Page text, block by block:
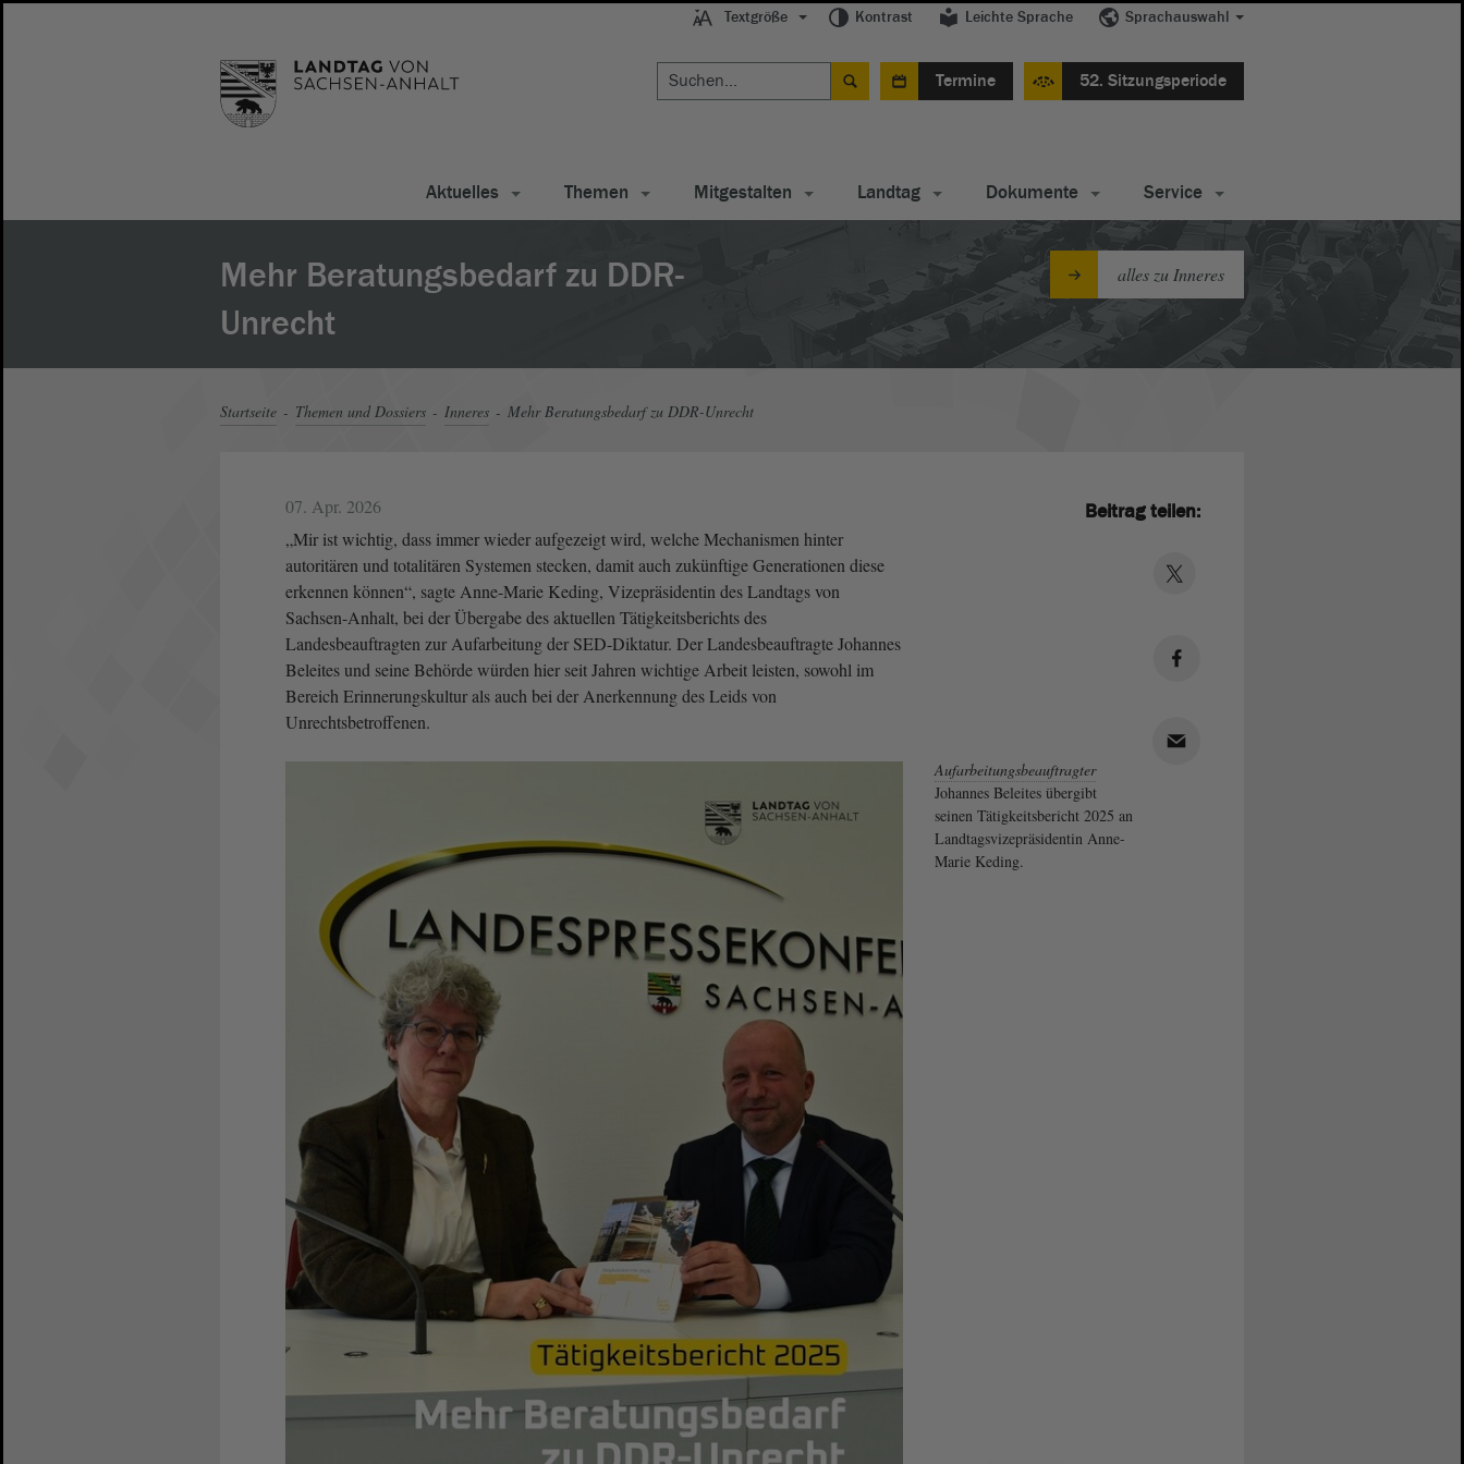
Textgröße Kontrast Leichte Sprache Sprachauswahl
Termine 52. Sitzungsperiode
Aktuelles Themen Mitgestalten Landtag Dokumente Service
Mehr Beratungsbedarf zu DDR-
Unrecht
alles zu Inneres
Startseite Themen und Dossiers Inneres Mehr Beratungsbedarf zu DDR-Unrecht
07. Apr. 2026
„Mir ist wichtig, dass immer wieder aufgezeigt wird, welche Mechanismen hinter
autoritären und totalitären Systemen stecken, damit auch zukünftige Generationen diese
erkennen können“, sagte Anne-Marie Keding, Vizepräsidentin des Landtags von
Sachsen-Anhalt, bei der Übergabe des aktuellen Tätigkeitsberichts des
Landesbeauftragten zur Aufarbeitung der SED-Diktatur. Der Landesbeauftragte Johannes
Beleites und seine Behörde würden hier seit Jahren wichtige Arbeit leisten, sowohl im
Bereich Erinnerungskultur als auch bei der Anerkennung des Leids von
Unrechtsbetroffenen.
Aufarbeitungsbeauftragter
Johannes Beleites übergibt
seinen Tätigkeitsbericht 2025 an
Landtagsvizepräsidentin Anne-
Marie Keding.
Beitrag teilen: